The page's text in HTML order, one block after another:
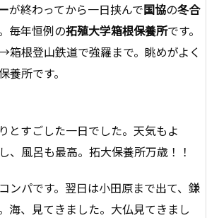
が終わってから一日挟んで国協の冬合
毎年恒例の拓殖大学箱根保養所です。
箱根登山鉄道で強羅まで。眺めがよく
養所です。
とすごした一日でした。天気もよ
、風呂も最高。拓大保養所万歳！！
ンパです。翌日は小田原まで出て、鎌
海、見てきました。大仏見てきまし